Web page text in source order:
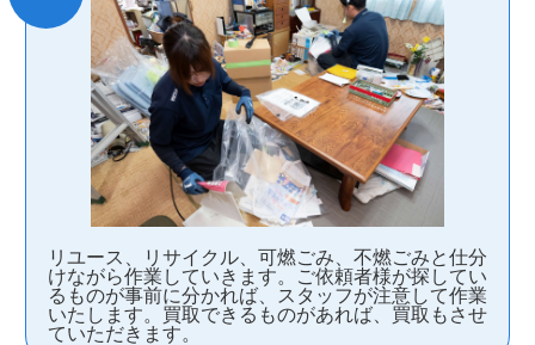
リユース、リサイクル、可燃ごみ、不燃ごみと仕分
けながら作業していきます。ご依頼者様が探してい
るものが事前に分かれば、スタッフが注意して作業
いたします。買取できるものがあれば、買取もさせ
ていただきます。